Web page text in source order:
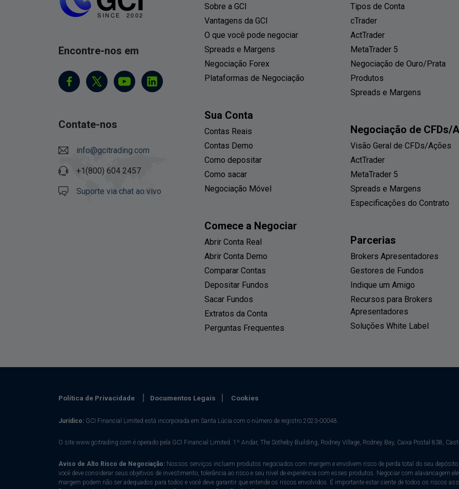
Encontre-nos em
Contate-nos
info@gcitrading.com
+1(800) 604 2457
Suporte via chat ao vivo
Sobre a GCI
Vantagens da GCI
O que você pode negociar
Spreads e Margens
Negociação Forex
Plataformas de Negociação
Sua Conta
Contas Reais
Contas Demo
Como depositar
Como sacar
Negociação Móvel
Comece a Negociar
Abrir Conta Real
Abrir Conta Demo
Comparar Contas
Depositar Fundos
Sacar Fundos
Extratos da Conta
Perguntas Frequentes
Tipos de Conta
cTrader
ActTrader
MetaTrader 5
Negociação de Ouro/Prata
Produtos
Spreads e Margens
Negociação de CFDs/
Visão Geral de CFDs/Ações
ActTrader
MetaTrader 5
Spreads e Margens
Especificações do Contrato
Parcerias
Brokers Apresentadores
Gestores de Fundos
Indique um Amigo
Recursos para Brokers
Apresentadores
Soluções White Label
Política de Privacidade Documentos Legais Cookies
Jurídico: GCI Financial Limited está incorporada em Santa Lúcia com o número de registro 2023-00048.
O site www.gcitrading.com é operado pela GCI Financial Limited. 1º Andar, The Sotheby Building, Rodney Village, Rodney Bay, Caixa Postal 838,
Aviso de Alto Risco de Negociação: Nossos serviços incluem produtos negociados com margem e envolvem risco de perda total do seu
você deve considerar seus objetivos de investimento, tolerância ao risco e seu nível de experiência com esses produtos. Negociar com alavancagem
margem podem não ser adequados para todos e você deve garantir que entende os riscos envolvidos. É importante estar ciente de todos os riscos